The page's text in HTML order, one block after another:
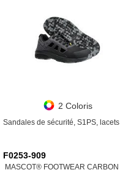
2 Coloris
Sandales de sécurité, S1PS, lacets
F0253-909
MASCOT® FOOTWEAR CARBON